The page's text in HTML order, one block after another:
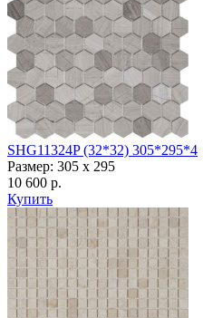
SHG11324P (32*32) 305*295*4
Размер: 305 х 295
10 600 р.
Купить